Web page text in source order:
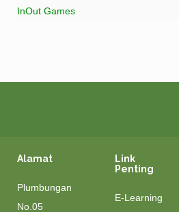
InOut Games
Alamat
Plumbungan
No.05
Link
Penting
E-Learning